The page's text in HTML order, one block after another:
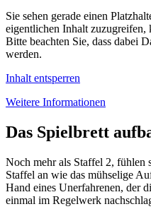
Sie sehen gerade einen
eigentlichen Inhalt
Bitte beachten Sie, dass dabei
werden.
Inhalt entsperren
Weitere Informationen
Das Spielbrett
Noch mehr als Staffel 2, fühlen
Staffel an wie das mühselige
Hand eines Unerfahrenen, der
einmal im Regelwerk